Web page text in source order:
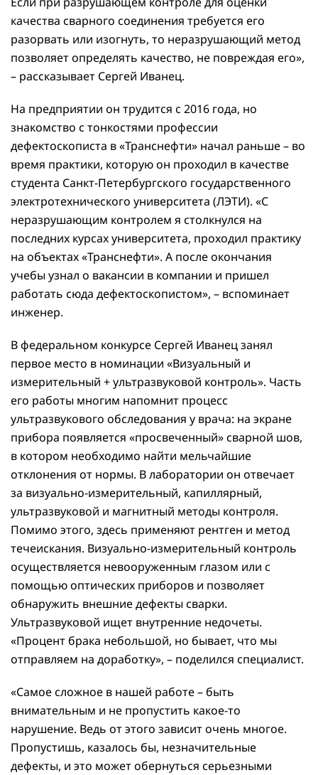
качества сварного соединения требуется его
разорвать или изогнуть, то неразрушающий метод
позволяет определять качество, не повреждая его»,
– рассказывает Сергей Иванец.
На предприятии он трудится с 2016 года, но
знакомство с тонкостями профессии
дефектоскописта в «Транснефти» начал раньше – во
время практики, которую он проходил в качестве
студента Санкт-Петербургского государственного
электротехнического университета (ЛЭТИ). «С
неразрушающим контролем я столкнулся на
последних курсах университета, проходил практику
на объектах «Транснефти». А после окончания
учебы узнал о вакансии в компании и пришел
работать сюда дефектоскопистом», – вспоминает
инженер.
В федеральном конкурсе Сергей Иванец занял
первое место в номинации «Визуальный и
измерительный + ультразвуковой контроль». Часть
его работы многим напомнит процесс
ультразвукового обследования у врача: на экране
прибора появляется «просвеченный» сварной шов,
в котором необходимо найти мельчайшие
отклонения от нормы. В лаборатории он отвечает
за визуально-измерительный, капиллярный,
ультразвуковой и магнитный методы контроля.
Помимо этого, здесь применяют рентген и метод
течеискания. Визуально-измерительный контроль
осуществляется невооруженным глазом или с
помощью оптических приборов и позволяет
обнаружить внешние дефекты сварки.
Ультразвуковой ищет внутренние недочеты.
«Процент брака небольшой, но бывает, что мы
отправляем на доработку», – поделился специалист.
«Самое сложное в нашей работе – быть
внимательным и не пропустить какое-то
нарушение. Ведь от этого зависит очень многое.
Пропустишь, казалось бы, незначительные
дефекты, и это может обернуться серьезными